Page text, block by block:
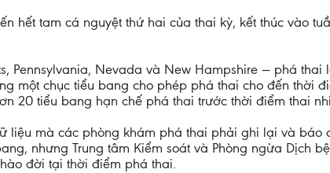
hết tam cá nguyệt thứ hai của thai kỳ, kết thúc vào
Pennsylvania, Nevada và New Hampshire — phá
một chục tiểu bang cho phép phá thai cho đến thời
20 tiểu bang hạn chế phá thai trước thời điểm thai
liệu mà các phòng khám phá thai phải ghi lại và báo
nhưng Trung tâm Kiểm soát và Phòng ngừa Dịch
đời tại thời điểm phá thai.